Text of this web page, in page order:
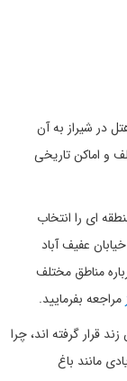
در شیراز به آن
و اماکن تاریخی
ای را انتخاب
عفیف آباد
مناطق مختلف
مراجعه بفرمایید.
قرار گرفته اند، چرا
مانند باغ